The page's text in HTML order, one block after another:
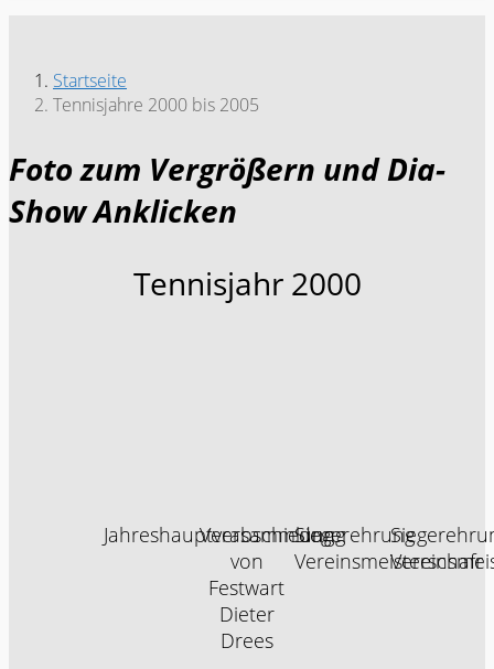
Startseite
Tennisjahre 2000 bis 2005
Foto zum Vergrößern und Dia-
Show Anklicken
Tennisjahr 2000
Jahreshauptversammlung
Verabschiedung
von
Festwart
Dieter
Drees
Siegerehrung
Vereinsmeisterschafr